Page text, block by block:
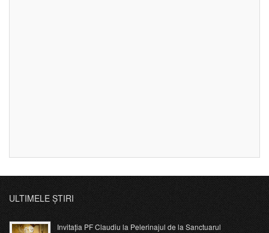
ULTIMELE ȘTIRI
Invitația PF Claudiu la Pelerinajul de la Sanctuarul